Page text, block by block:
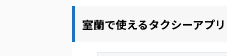
室蘭で使えるタクシーアプ